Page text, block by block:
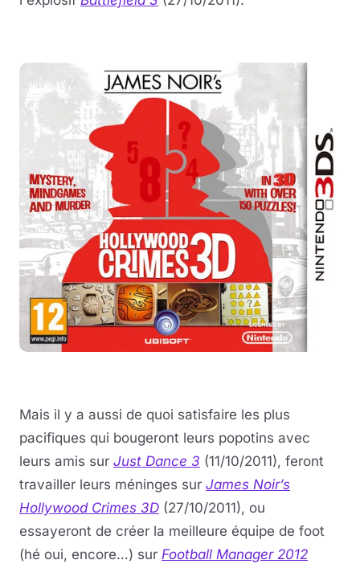
Mais il y a aussi de quoi satisfaire les plus
pacifiques qui bougeront leurs popotins avec
leurs amis sur Just Dance 3 (11/10/2011), feront
travailler leurs méninges sur James Noir’s
Hollywood Crimes 3D (27/10/2011), ou
essayeront de créer la meilleure équipe de foot
(hé oui, encore…) sur Football Manager 2012